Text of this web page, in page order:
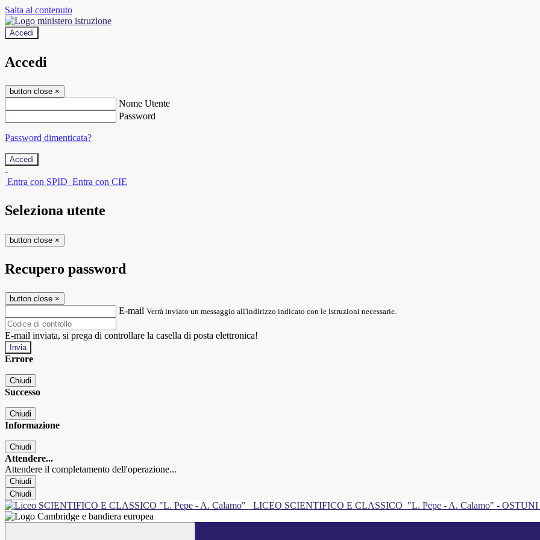
Salta al contenuto
Accedi
Accedi
button close ×
Nome Utente
Password
Password dimenticata?
-
Entra con SPID Entra con CIE
Seleziona utente
button close ×
Recupero password
button close ×
E-mail Verrà inviato un messaggio all'indirizzo indicato con le istruzioni necessarie.
E-mail inviata, si prega di controllare la casella di posta elettronica!
Errore
Chiudi
Successo
Chiudi
Informazione
Chiudi
Attendere...
Attendere il completamento dell'operazione...
Chiudi
Chiudi
LICEO SCIENTIFICO E CLASSICO "L. Pepe - A. Calamo" - OSTUNI